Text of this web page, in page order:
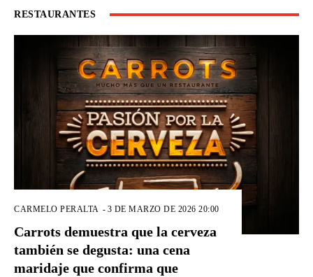
RESTAURANTES
CARMELO PERALTA - 3 DE MARZO DE 2026 20:00
Carrots demuestra que la cerveza
también se degusta: una cena
maridaje que confirma que